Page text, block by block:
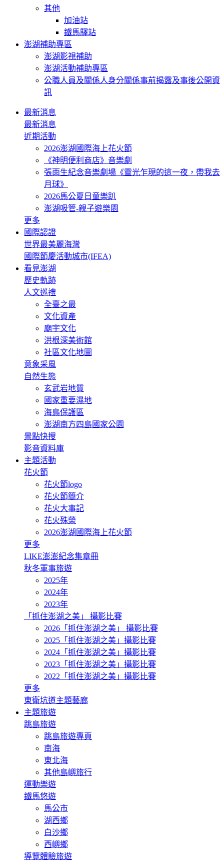
其他
加油站
鐵馬驛站
澎湖補助專區
澎湖影視補助
澎湖活動補助專區
公職人員及關係人身分關係事前揭露及事後公開資
訊
最新消息
最新消息
近期活動
2026澎湖國際海上花火節
《神明便利商店》音樂劇
張雨生紀念音樂劇場《靈光乍現的這一夜，帶我去
月球》
2026馬公夏日童樂趴
澎湖吸管-親子遊樂園
更多
國際認證
世界最美麗海灣
國際節慶活動城市(IFEA)
看見澎湖
歷史軌跡
人文巡禮
全臺之最
文化資產
廟宇文化
洪根深美術館
社區文化地圖
意象采風
自然生態
玄武岩地質
國家重要濕地
海鳥保護區
澎湖南方四島國家公園
景點快搜
影音資料庫
主題活動
花火節
花火節logo
花火節簡介
花火大事記
花火殊榮
2026澎湖國際海上花火節
更多
LIKE澎澎紀念集章冊
秋冬軍事旅遊
2025年
2024年
2023年
「抓住澎湖之美」 攝影比賽
2026「抓住澎湖之美」 攝影比賽
2025「抓住澎湖之美」攝影比賽
2024「抓住澎湖之美」攝影比賽
2023「抓住澎湖之美」攝影比賽
2022「抓住澎湖之美」攝影比賽
更多
東衛坑道主題藝廊
主題旅遊
跳島旅遊
跳島旅遊專頁
南海
東北海
其他島嶼旅行
運動樂遊
鐵馬悠遊
馬公市
湖西鄉
白沙鄉
西嶼鄉
導覽體驗旅遊